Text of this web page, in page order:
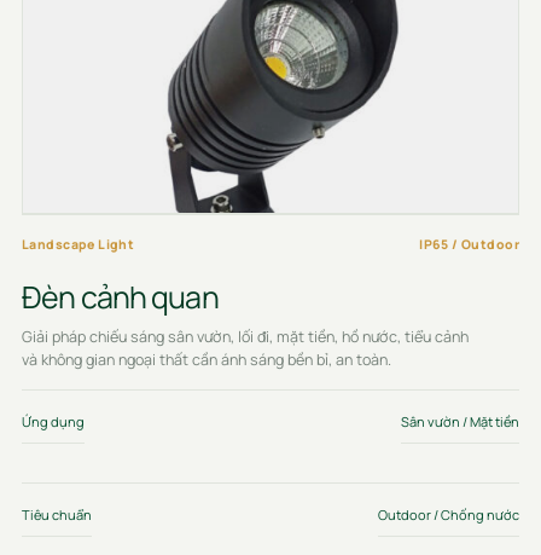
Landscape Light IP65 / Outdoor
Đèn cảnh quan
Giải pháp chiếu sáng sân vườn, lối đi, mặt tiền, hồ nước, tiểu cảnh
và không gian ngoại thất cần ánh sáng bền bỉ, an toàn.
Ứng dụng Sân vườn / Mặt tiền
Tiêu chuẩn Outdoor / Chống nước